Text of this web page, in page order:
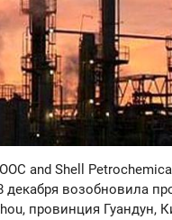
and Shell
декабря возобновила
провинция Гуандун,